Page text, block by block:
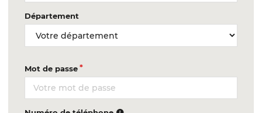
Département
Mot de passe